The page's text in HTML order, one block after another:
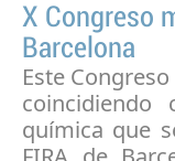
X Congreso
Barcelona
Este
coincidiendo
química que